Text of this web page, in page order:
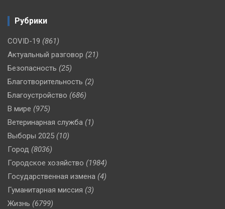
Рубрики
COVID-19 (861)
Актуальный разговор (21)
Безопасность (25)
Благотворительность (2)
Благоустройство (686)
В мире (975)
Ветеринарная служба (1)
Выборы 2025 (10)
Город (8036)
Городское хозяйство (1984)
Государственная измена (4)
Гуманитарная миссия (3)
Жизнь (6799)